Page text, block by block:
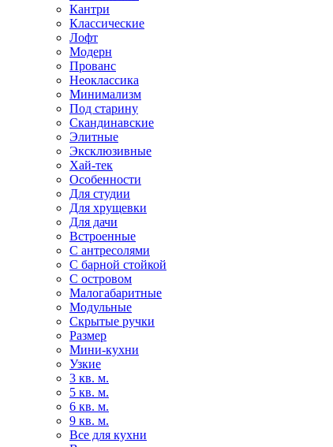
Кантри
Классические
Лофт
Модерн
Прованс
Неоклассика
Минимализм
Под старину
Скандинавские
Элитные
Эксклюзивные
Хай-тек
Особенности
Для студии
Для хрущевки
Для дачи
Встроенные
С антресолями
С барной стойкой
С островом
Малогабаритные
Модульные
Скрытые ручки
Размер
Мини-кухни
Узкие
3 кв. м.
5 кв. м.
6 кв. м.
9 кв. м.
Все для кухни